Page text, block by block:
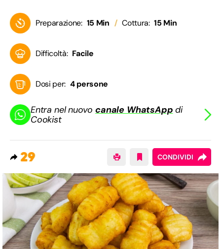
Preparazione: 15 Min Cottura: 15 Min
Difficoltà: Facile
Dosi per: 4 persone
Entra nel nuovocanale WhatsApp di
Cookist
29 CONDIVIDI